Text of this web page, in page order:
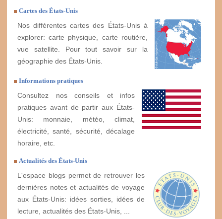
Cartes des États-Unis
Nos différentes cartes des États-Unis à
explorer: carte physique, carte routière,
vue satellite. Pour tout savoir sur la
géographie des États-Unis.
Informations pratiques
Consultez nos conseils et infos
pratiques avant de partir aux États-
Unis: monnaie, météo, climat,
électricité, santé, sécurité, décalage
horaire, etc.
Actualités des États-Unis
L'espace blogs permet de retrouver les
dernières notes et actualités de voyage
aux États-Unis: idées sorties, idées de
lecture, actualités des États-Unis, ...